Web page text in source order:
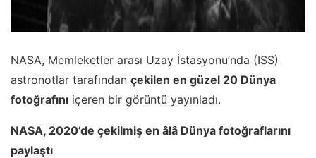
NASA, Memleketler arası Uzay İstasyonu’nda (ISS)
astronotlar tarafından çekilen en güzel 20 Dünya
fotoğrafını içeren bir görüntü yayınladı.
NASA, 2020’de çekilmiş en âlâ Dünya fotoğraflarını
paylaştı